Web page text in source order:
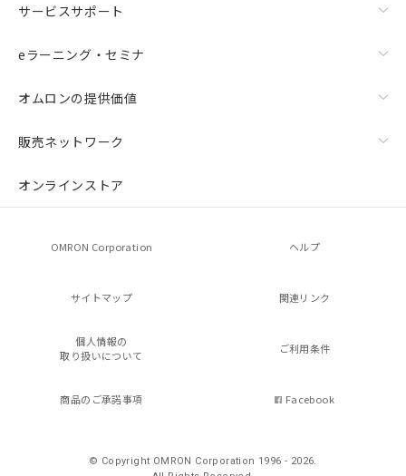
サービスサポート
eラーニング・セミナ
オムロンの提供価値
販売ネットワーク
オンラインストア
OMRON Corporation ヘルプ
サイトマップ 関連リンク
個人情報の
取り扱いについて
ご利用条件
商品のご承諾事項 Facebook
© Copyright OMRON Corporation 1996 - 2026.